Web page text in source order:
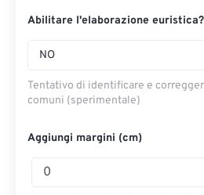
Abilitare l'elaborazione euristica?
NO
Tentativo di identificare e
comuni (sperimentale)
Aggiungi margini (cm)